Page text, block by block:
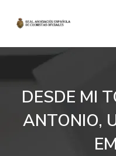
DESDE MI
ANTONIO,